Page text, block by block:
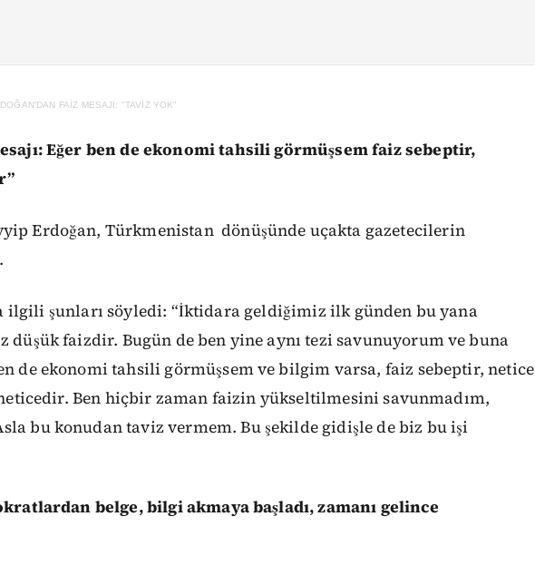
FAİZ MESAJI: "TAVİZ YOK"
Eğer ben de ekonomi tahsili görmüşsem faiz sebeptir,
Erdoğan, Türkmenistan dönüşünde uçakta gazetecilerin
.
ilgili şunları söyledi: “İktidara geldiğimiz ilk günden bu yana
düşük faizdir. Bugün de ben yine aynı tezi savunuyorum ve buna
de ekonomi tahsili görmüşsem ve bilgim varsa, faiz sebeptir, netice
Ben hiçbir zaman faizin yükseltilmesini savunmadım,
bu konudan taviz vermem. Bu şekilde gidişle de biz bu işi
belge, bilgi akmaya başladı, zamanı gelince